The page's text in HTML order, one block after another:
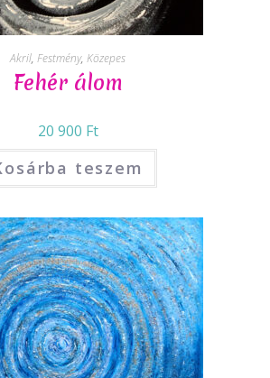
Akril, Festmény, Közepes
Fehér álom
20 900 Ft
teszem